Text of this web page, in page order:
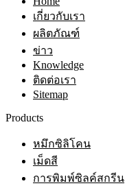
เกี่ยวกับเรา
ผลิตภัณฑ์
ข่าว
Knowledge
ติดต่อเรา
Sitemap
Products
หมึกซิลิโคน
เม็ดสี
การพิมพ์ซิลค์สกรีน